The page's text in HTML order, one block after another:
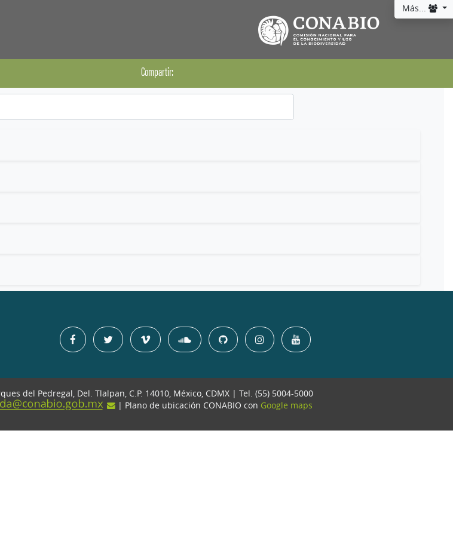
Más...
Compartir:
del Pedregal, Del. Tlalpan, C.P. 14010, México, CDMX | Tel. (55) 5004-5000
| Plano de ubicación CONABIO con Google maps